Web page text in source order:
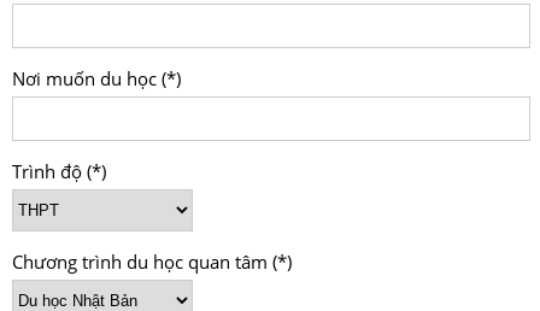
Nơi muốn du học (*)
Trình độ (*)
Chương trình du học quan tâm (*)